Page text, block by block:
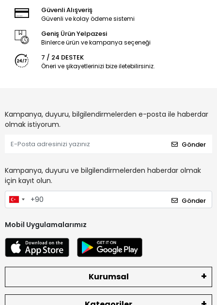
Güvenli Alışveriş
Güvenli ve kolay ödeme sistemi
Geniş Ürün Yelpazesi
Binlerce ürün ve kampanya seçeneği
7 / 24 DESTEK
Öneri ve şikayetlerinizi bize iletebilirsiniz.
Kampanya, duyuru, bilgilendirmelerden e-posta ile haberdar
olmak istiyorum.
Gönder
Kampanya, duyuru ve bilgilendirmelerden haberdar olmak
için kayıt olun.
Gönder
Mobil Uygulamalarımız
Kurumsal